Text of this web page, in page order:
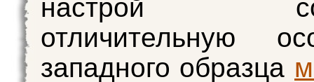
настрой
отличительную
западного образца